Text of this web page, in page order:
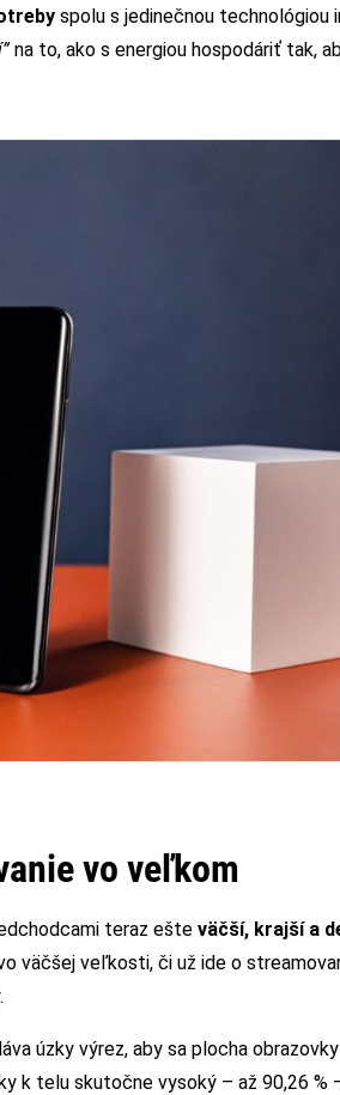
spolu s jedinečnou technológiou
na to, ako s energiou hospodáriť tak,
vo veľkom
teraz ešte väčší, krajší a
väčšej veľkosti, či už ide o
úzky výrez, aby sa plocha
k telu skutočne vysoký – až 90,26 %